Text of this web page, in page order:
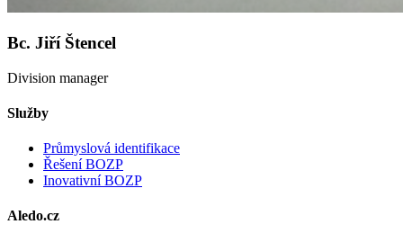
Bc. Jiří Štencel
Division manager
Služby
Průmyslová identifikace
Řešení BOZP
Inovativní BOZP
Aledo.cz